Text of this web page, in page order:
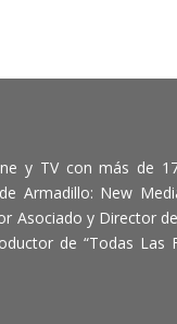
y TV con más de
Armadillo: New
Asociado y Director
de “Todas Las